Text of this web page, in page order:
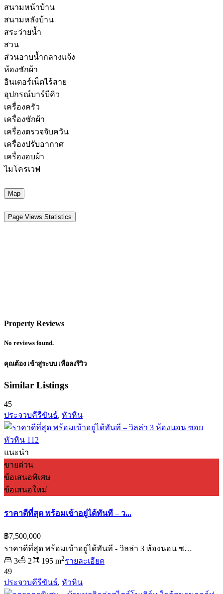
สนามหน้าบ้าน
สนามหลังบ้าน
สระว่ายน้ำ
สวน
ส่วนอาบน้ำกลางแจ้ง
ห้องซักผ้า
อินเตอร์เน็ตไร้สาย
อุปกรณ์บาร์บีคิว
เครื่องครัว
เครื่องซักผ้า
เครื่องตรวจจับควัน
เครื่องปรับอากาศ
เครื่องอบผ้า
ไมโครเวฟ
Map
Page Views Statistics
Property Reviews
No reviews found.
คุณต้อง เข้าสู่ระบบ เพื่อลงรีวิว
Similar Listings
45
ประจวบคีรีขันธ์, หัวหิน
แนะนำ
ขายด่วน
ข้อเสนอพิเศษ
ข้อเสนอใหม่
ราคาดีที่สุด พร้อมเข้าอยู่ได้ทันที – ว...
฿7,500,000
ราคาดีที่สุด พร้อมเข้าอยู่ได้ทันที - วิลล่า 3 ห้องนอน ซ…
3
2 195 m2รายละเอียด
49
ประจวบคีรีขันธ์, หัวหิน